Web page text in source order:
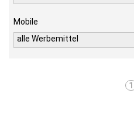
Mobile
alle Werbemittel
1